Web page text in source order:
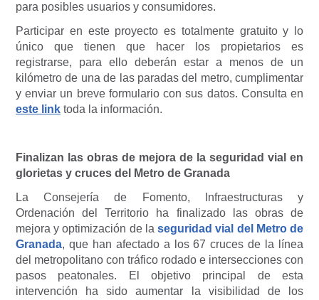
para posibles usuarios y consumidores.
Participar en este proyecto es totalmente gratuito y lo
único que tienen que hacer los propietarios es
registrarse, para ello deberán estar a menos de un
kilómetro de una de las paradas del metro, cumplimentar
y enviar un breve formulario con sus datos. Consulta en
este link toda la información.
Finalizan las obras de mejora de la seguridad vial en
glorietas y cruces del Metro de Granada
La Consejería de Fomento, Infraestructuras y
Ordenación del Territorio ha finalizado las obras de
mejora y optimización de laseguridad vial del Metro de
Granada, que han afectado a los 67 cruces de la línea
del metropolitano con tráfico rodado e intersecciones con
pasos peatonales. El objetivo principal de esta
intervención ha sido aumentar la visibilidad de los